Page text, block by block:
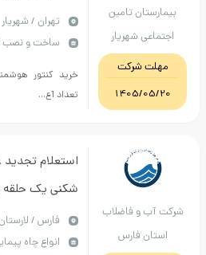
تامین
اجتماعی شهریار
مهلت شرکت
1405/05/20
در مدارک پیوستی
تهران / شهریار
ساخت و نصب کنتور
تعداد 1ع...
آب و فاضلاب
استان فارس
استعلام تجدید
شکنی یک حلقه چاه
در روستای علی آباد
شهرستان لار
فارس / لارستان
انواع چاه پیمایی